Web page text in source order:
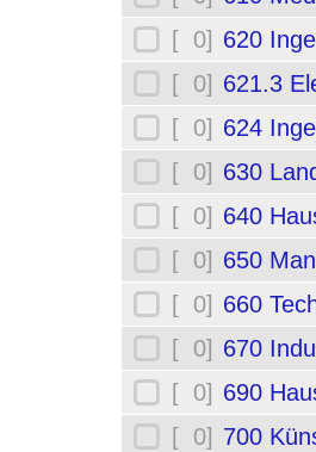
[ 0] 620
[ 0] 621.3
[ 0] 624
[ 0] 630
[ 0] 640
[ 0] 650
[ 0] 660
[ 0] 670
[ 0] 690
[ 0] 700